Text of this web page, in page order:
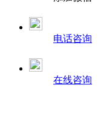
电话咨询
在线咨询